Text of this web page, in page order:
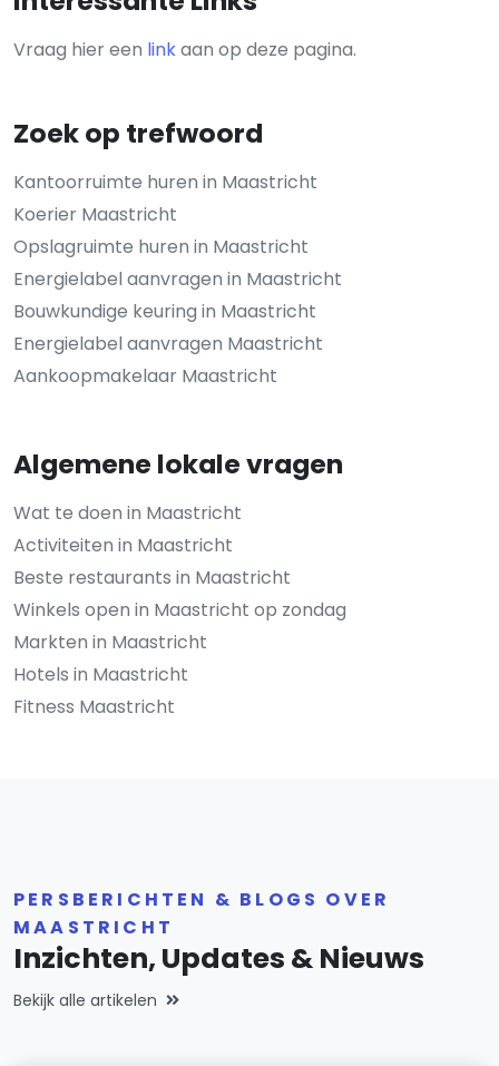
Vraag hier een linkaan op deze pagina.
Zoek op trefwoord
Kantoorruimte huren in Maastricht
Koerier Maastricht
Opslagruimte huren in Maastricht
Energielabel aanvragen in Maastricht
Bouwkundige keuring in Maastricht
Energielabel aanvragen Maastricht
Aankoopmakelaar Maastricht
Algemene lokale vragen
Wat te doen in Maastricht
Activiteiten in Maastricht
Beste restaurants in Maastricht
Winkels open in Maastricht op zondag
Markten in Maastricht
Hotels in Maastricht
Fitness Maastricht
PERSBERICHTEN & BLOGS OVER
MAASTRICHT
Inzichten, Updates & Nieuws
Bekijk alle artikelen